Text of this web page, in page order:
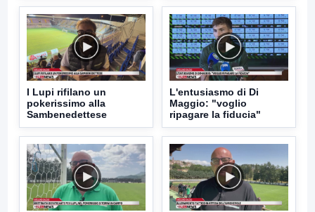
I Lupi rifilano un
pokerissimo alla
Sambenedettese
L'entusiasmo di Di
Maggio: "voglio
ripagare la fiducia"